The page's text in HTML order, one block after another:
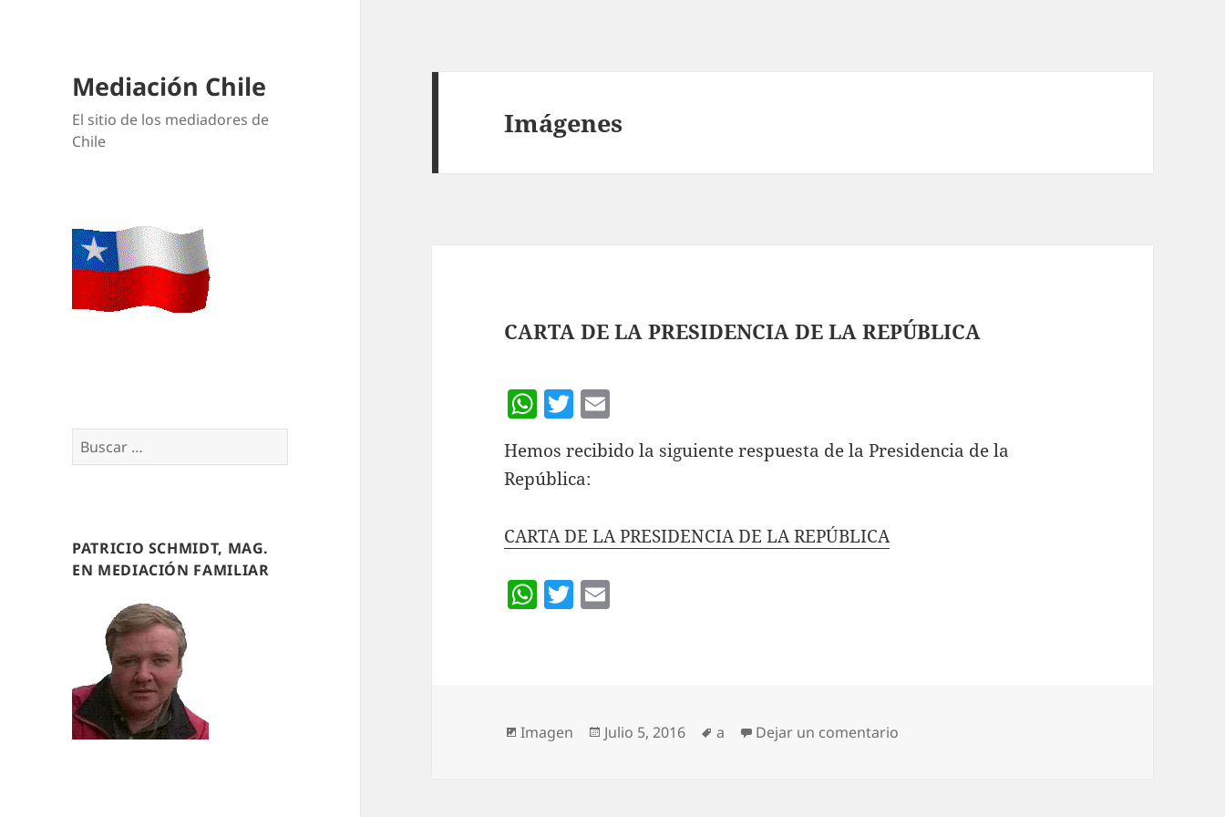
Mediación Chile
El sitio de los mediadores de
Chile
Buscar
por:
PATRICIO SCHMIDT, MAG.
EN MEDIACIÓN FAMILIAR
Imágenes
CARTA DE LA PRESIDENCIA DE LA REPÚBLICA
W
at
s
A
p
p
T
w
itt
er
m
ai
Hemos recibido la siguiente respuesta de la Presidencia de la
República:
CARTA DE LA PRESIDENCIA DE LA REPÚBLICA
W
p
T
Formato
Imagen
Publicado
Julio 5, 2016 Etiquetas
a Dejar un comentario